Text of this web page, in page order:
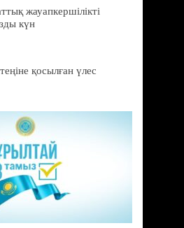
жауапкершілікті
күн
қосылған үлес